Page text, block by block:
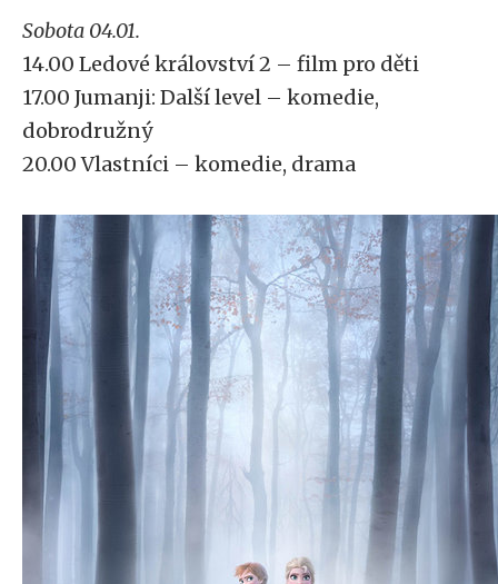
Sobota 04.01.
14.00 Ledové království 2 – film pro děti
17.00 Jumanji: Další level – komedie,
dobrodružný
20.00 Vlastníci – komedie, drama